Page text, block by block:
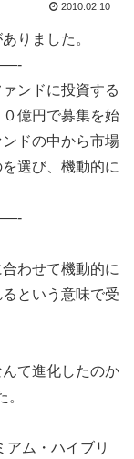
2010.02.10
りました。
ンドに投資する
億円で募集を始
ドの中から市場
選び、機動的に
わせて機動的に
という意味で受
て進化したのか
アム・ハイブリ